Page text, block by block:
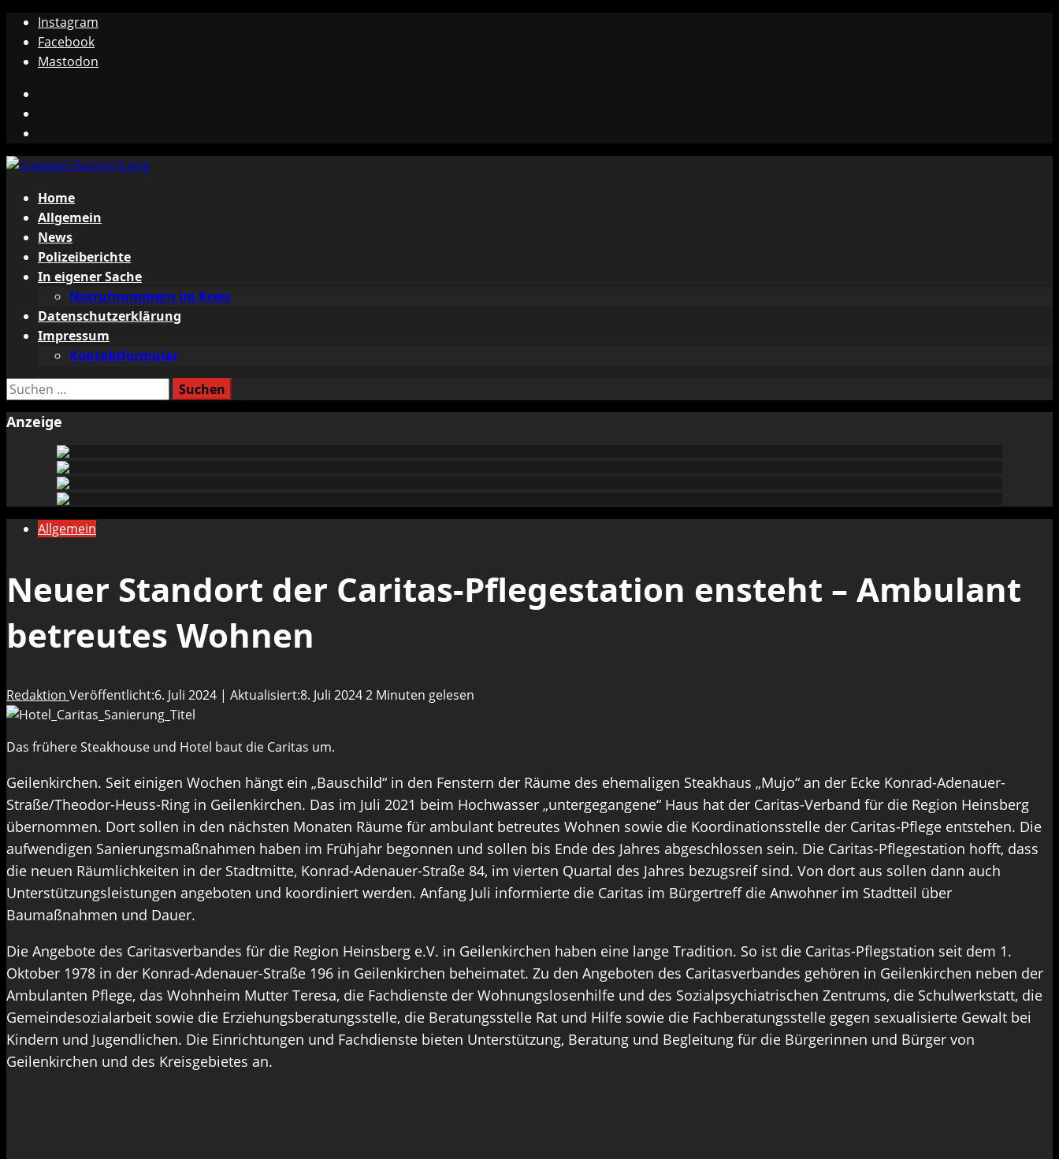
Zum
Inhalt
springen
Instagram
Facebook
Mastodon
Primäres
Menü
Home
Allgemein
News
Polizeiberichte
In eigener Sache
Notrufnummern im Kreis
Datenschutzerklärung
Impressum
Kontaktformular
Suchen
Anzeige
Allgemein
Neuer Standort der Caritas-Pflegestation ensteht – Ambulant
betreutes Wohnen
Redaktion Veröffentlicht:6. Juli 2024 | Aktualisiert:8. Juli 20242 Minuten gelesen
Das frühere Steakhouse und Hotel baut die Caritas um.
Geilenkirchen. Seit einigen Wochen hängt ein „Bauschild“ in den Fenstern der Räume des ehemaligen Steakhaus „Mujo“ an der Ecke Konrad-Adenauer-
Straße/Theodor-Heuss-Ring in Geilenkirchen. Das im Juli 2021 beim Hochwasser „untergegangene“ Haus hat der Caritas-Verband für die Region Heinsberg
übernommen. Dort sollen in den nächsten Monaten Räume für ambulant betreutes Wohnen sowie die Koordinationsstelle der Caritas-Pflege entstehen. Die
aufwendigen Sanierungsmaßnahmen haben im Frühjahr begonnen und sollen bis Ende des Jahres abgeschlossen sein. Die Caritas-Pflegestation hofft, dass
die neuen Räumlichkeiten in der Stadtmitte, Konrad-Adenauer-Straße 84, im vierten Quartal des Jahres bezugsreif sind. Von dort aus sollen dann auch
Unterstützungsleistungen angeboten und koordiniert werden. Anfang Juli informierte die Caritas im Bürgertreff die Anwohner im Stadtteil über
Baumaßnahmen und Dauer.
Die Angebote des Caritasverbandes für die Region Heinsberg e.V. in Geilenkirchen haben eine lange Tradition. So ist die Caritas-Pflegstation seit dem 1.
Oktober 1978 in der Konrad-Adenauer-Straße 196 in Geilenkirchen beheimatet. Zu den Angeboten des Caritasverbandes gehören in Geilenkirchen neben der
Ambulanten Pflege, das Wohnheim Mutter Teresa, die Fachdienste der Wohnungslosenhilfe und des Sozialpsychiatrischen Zentrums, die Schulwerkstatt, die
Gemeindesozialarbeit sowie die Erziehungsberatungsstelle, die Beratungsstelle Rat und Hilfe sowie die Fachberatungsstelle gegen sexualisierte Gewalt bei
Kindern und Jugendlichen. Die Einrichtungen und Fachdienste bieten Unterstützung, Beratung und Begleitung für die Bürgerinnen und Bürger von
Geilenkirchen und des Kreisgebietes an.